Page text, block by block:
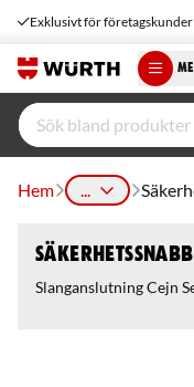
Exklusivt för företagskunder
Hem ...
Slanganslutning Cejn